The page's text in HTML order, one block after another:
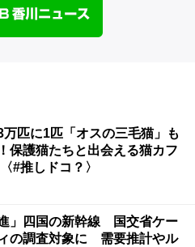
万匹に1匹「オスの三毛猫」も
保護猫たちと出会える猫カフ
#推しドコ？〉
進」四国の新幹線 国交省ケー
の調査対象に 需要推計やル